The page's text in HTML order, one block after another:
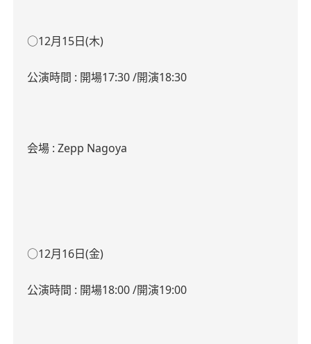
○12月15日(木)
公演時間 : 開場17:30 /開演18:30
会場 : Zepp Nagoya
○12月16日(金)
公演時間 : 開場18:00 /開演19:00